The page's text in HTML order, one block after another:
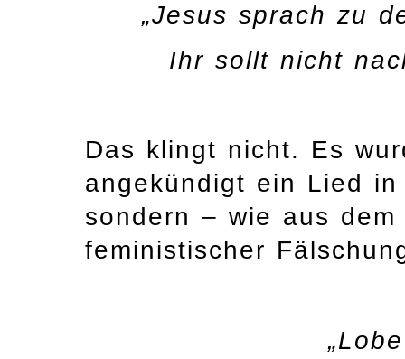
„Jesus sprach zu
Ihr sollt nicht
Das klingt nicht. Es
angekündigt ein Lied
sondern – wie aus
feministischer